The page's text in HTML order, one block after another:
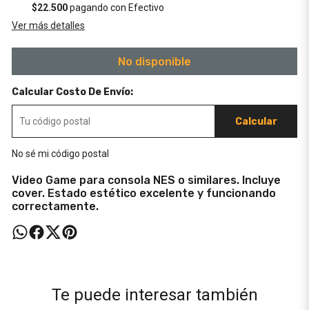
$22.500pagando con Efectivo
Ver más detalles
No disponible
Calcular Costo De Envío:
Calcular
No sé mi código postal
Video Game para consola NES o similares. Incluye
cover. Estado estético excelente y funcionando
correctamente.
Te puede interesar también